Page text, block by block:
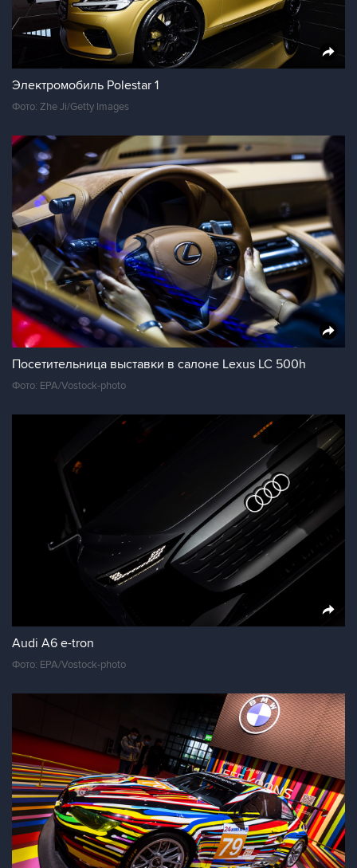
Электромобиль Polestar 1
Фото: Zhe Ji/Getty Images
Посетительница выставки в салоне Lexus LC 500h
Фото: EPA/Vostock-photo
Audi A6 e-tron
Фото: EPA/Vostock-photo